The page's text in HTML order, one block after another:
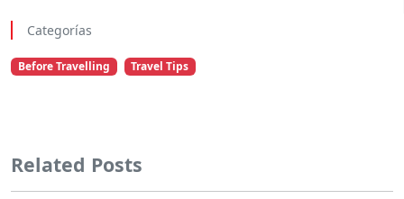
Categorías
Before Travelling Travel Tips
Related Posts